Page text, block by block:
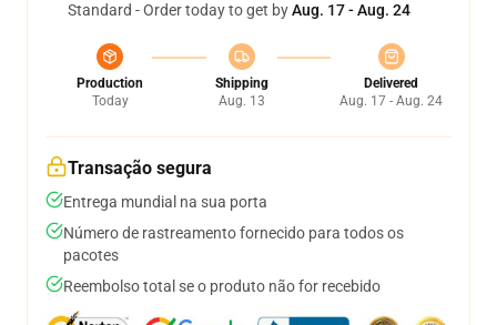
Standard - Order today to get byAug. 17 - Aug. 24
Production
Today
Shipping
Aug. 13
Delivered
Aug. 17 - Aug. 24
Transação segura
Entrega mundial na sua porta
Número de rastreamento fornecido para todos os
pacotes
Reembolso total se o produto não for recebido